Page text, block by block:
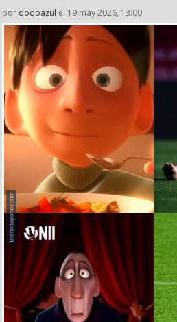
por dodoazul el 19 may 2026, 13:00